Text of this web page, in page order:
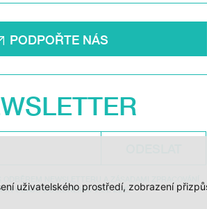
uživatelského prostředí, zobrazení
PODPOŘTE NÁS
ÚDAJŮ DOC.DREAM. VÍCE ZDE.